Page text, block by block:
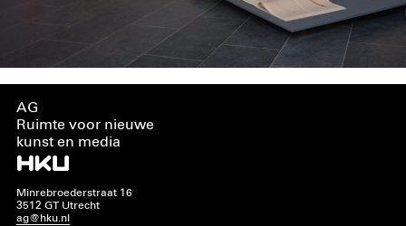
AG
Ruimte voor nieuwe
kunst en media
Minrebroederstraat 16
3512 GT Utrecht
ag@hku.nl